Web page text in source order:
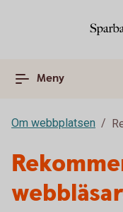
Meny
Om webbplatsen